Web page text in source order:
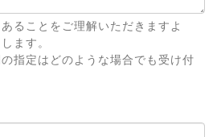
ることをご理解いただきますよ
ます。
指定はどのような場合でも受け付